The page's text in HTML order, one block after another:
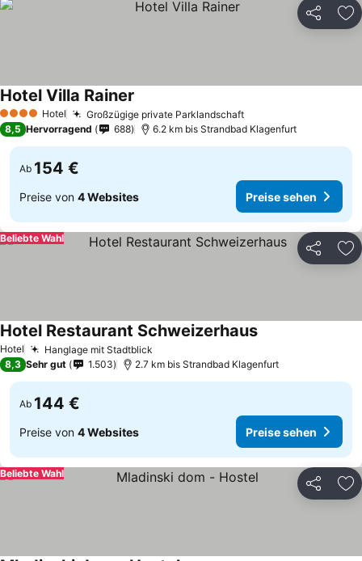
Teilen
4 Sterne Hotel Großzügige private Parklandschaft
Hotel Villa Rainer
8,5 Hervorragend 688 6.2 km bis Strandbad Klagenfurt
Ab 154 €
Preise von 4 Websites Preise sehen
Teilen
Beliebte Wahl
Hotel Hanglage mit Stadtblick
Hotel Restaurant Schweizerhaus
8,3 Sehr gut 1.503 2.7 km bis Strandbad Klagenfurt
Ab 144 €
Preise von 4 Websites Preise sehen
Teilen
Beliebte Wahl